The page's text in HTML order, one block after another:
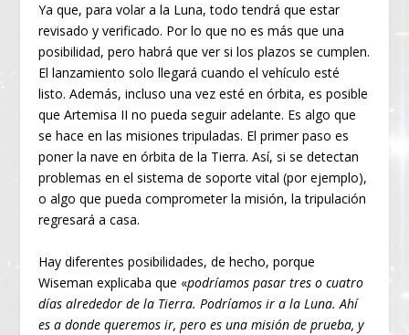
Ya que, para volar a la Luna, todo tendrá que estar
revisado y verificado. Por lo que no es más que una
posibilidad, pero habrá que ver si los plazos se cumplen.
El lanzamiento solo llegará cuando el vehículo esté
listo. Además, incluso una vez esté en órbita, es posible
que Artemisa II no pueda seguir adelante. Es algo que
se hace en las misiones tripuladas. El primer paso es
poner la nave en órbita de la Tierra. Así, si se detectan
problemas en el sistema de soporte vital (por ejemplo),
o algo que pueda comprometer la misión, la tripulación
regresará a casa.
Hay diferentes posibilidades, de hecho, porque
Wiseman explicaba que «podríamos pasar tres o cuatro
días alrededor de la Tierra. Podríamos ir a la Luna. Ahí
es a donde queremos ir, pero es una misión de prueba, y